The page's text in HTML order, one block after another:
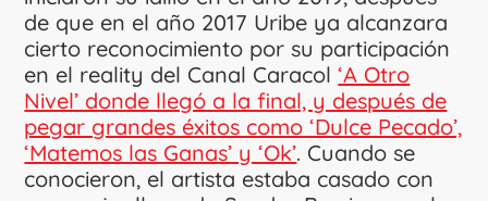
de que en el año 2017 Uribe ya alcanzara
cierto reconocimiento por su participación
en el reality del Canal Caracol‘A Otro
Nivel’ donde llegó a la final, y después de
pegar grandes éxitos como ‘Dulce Pecado’,
‘Matemos las Ganas’ y ‘Ok’. Cuando se
conocieron, el artista estaba casado con